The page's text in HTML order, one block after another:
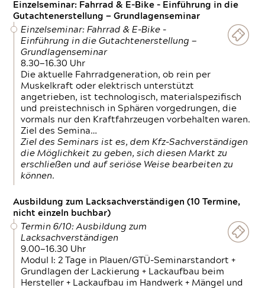
Einzelseminar: Fahrrad & E-Bike - Einführung in die
Gutachtenerstellung — Grundlagenseminar
Einzelseminar: Fahrrad & E-Bike -
Einführung in die Gutachtenerstellung —
Grundlagenseminar
8.30—16.30 Uhr
Die aktuelle Fahrradgeneration, ob rein per
Muskelkraft oder elektrisch unterstützt
angetrieben, ist technologisch, materialspezifisch
und preistechnisch in Sphären vorgedrungen, die
vormals nur den Kraftfahrzeugen vorbehalten waren.
Ziel des Semina…
Ziel des Seminars ist es, dem Kfz-Sachverständigen
die Möglichkeit zu geben, sich diesen Markt zu
erschließen und auf seriöse Weise bearbeiten zu
können.
Ausbildung zum Lacksachverständigen (10 Termine,
nicht einzeln buchbar)
Termin 6/10: Ausbildung zum
Lacksachverständigen
9.00—16.30 Uhr
Modul I: 2 Tage in Plauen/GTÜ-Seminarstandort +
Grundlagen der Lackierung + Lackaufbau beim
Hersteller + Lackaufbau im Handwerk + Mängel und